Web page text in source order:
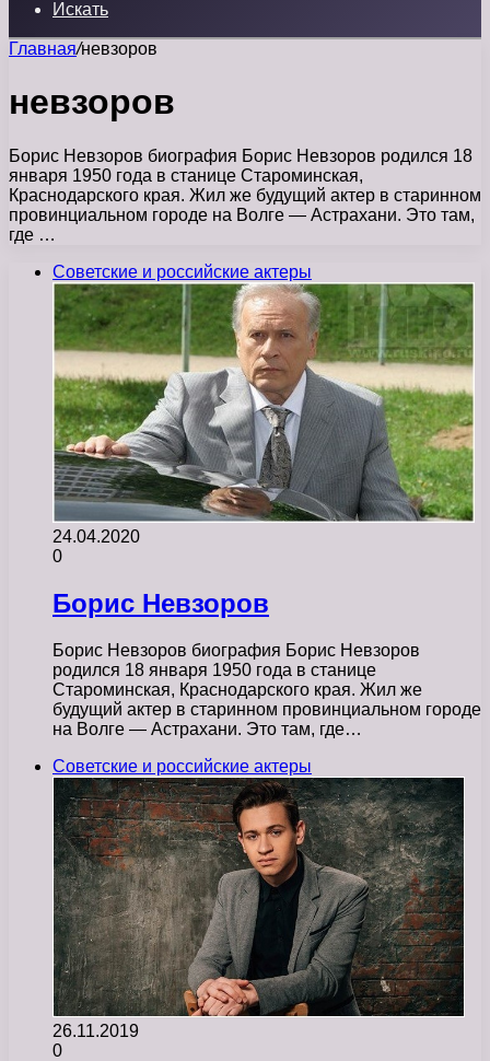
Искать
Главная/невзоров
невзоров
Борис Невзоров биография Борис Невзоров родился 18
января 1950 года в станице Староминская,
Краснодарского края. Жил же будущий актер в старинном
провинциальном городе на Волге — Астрахани. Это там,
где …
Советские и российские актеры
24.04.2020
0
Борис Невзоров
Борис Невзоров биография Борис Невзоров
родился 18 января 1950 года в станице
Староминская, Краснодарского края. Жил же
будущий актер в старинном провинциальном городе
на Волге — Астрахани. Это там, где…
Советские и российские актеры
26.11.2019
0